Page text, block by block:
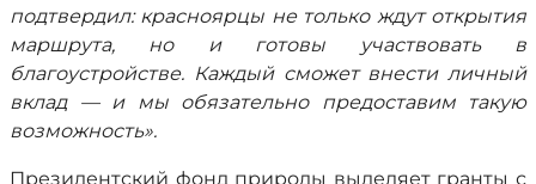
подтвердил: красноярцы не только ждут открытия
маршрута, но и готовы участвовать в
благоустройстве. Каждый сможет внести личный
вклад — и мы обязательно предоставим такую
возможность».
Президентский фонд природы выделяет гранты с